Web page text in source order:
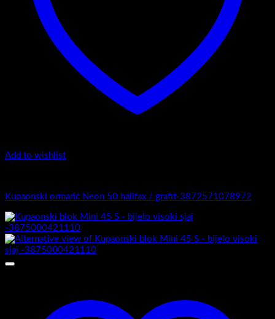
Add to wishlist
Kupaonski ormarić Neon 50 halifax / grafit-3872571078972